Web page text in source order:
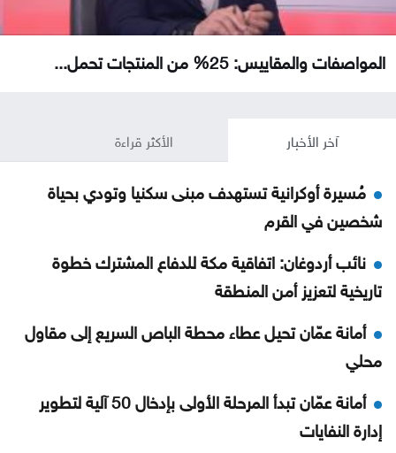
المواصفات والمقاييس: 25% من المنتجات تحمل...
آخر الأخبار الأكثر قراءة
مُسيرة أوكرانية تستهدف مبنى سكنيا وتودي بحياة
شخصين في القرم
نائب أردوغان: اتفاقية مكة للدفاع المشترك خطوة
تاريخية لتعزيز أمن المنطقة
أمانة عمّان تحيل عطاء محطة الباص السريع إلى مقاول
محلي
أمانة عمّان تبدأ المرحلة الأولى بإدخال 50 آلية لتطوير
إدارة النفايات